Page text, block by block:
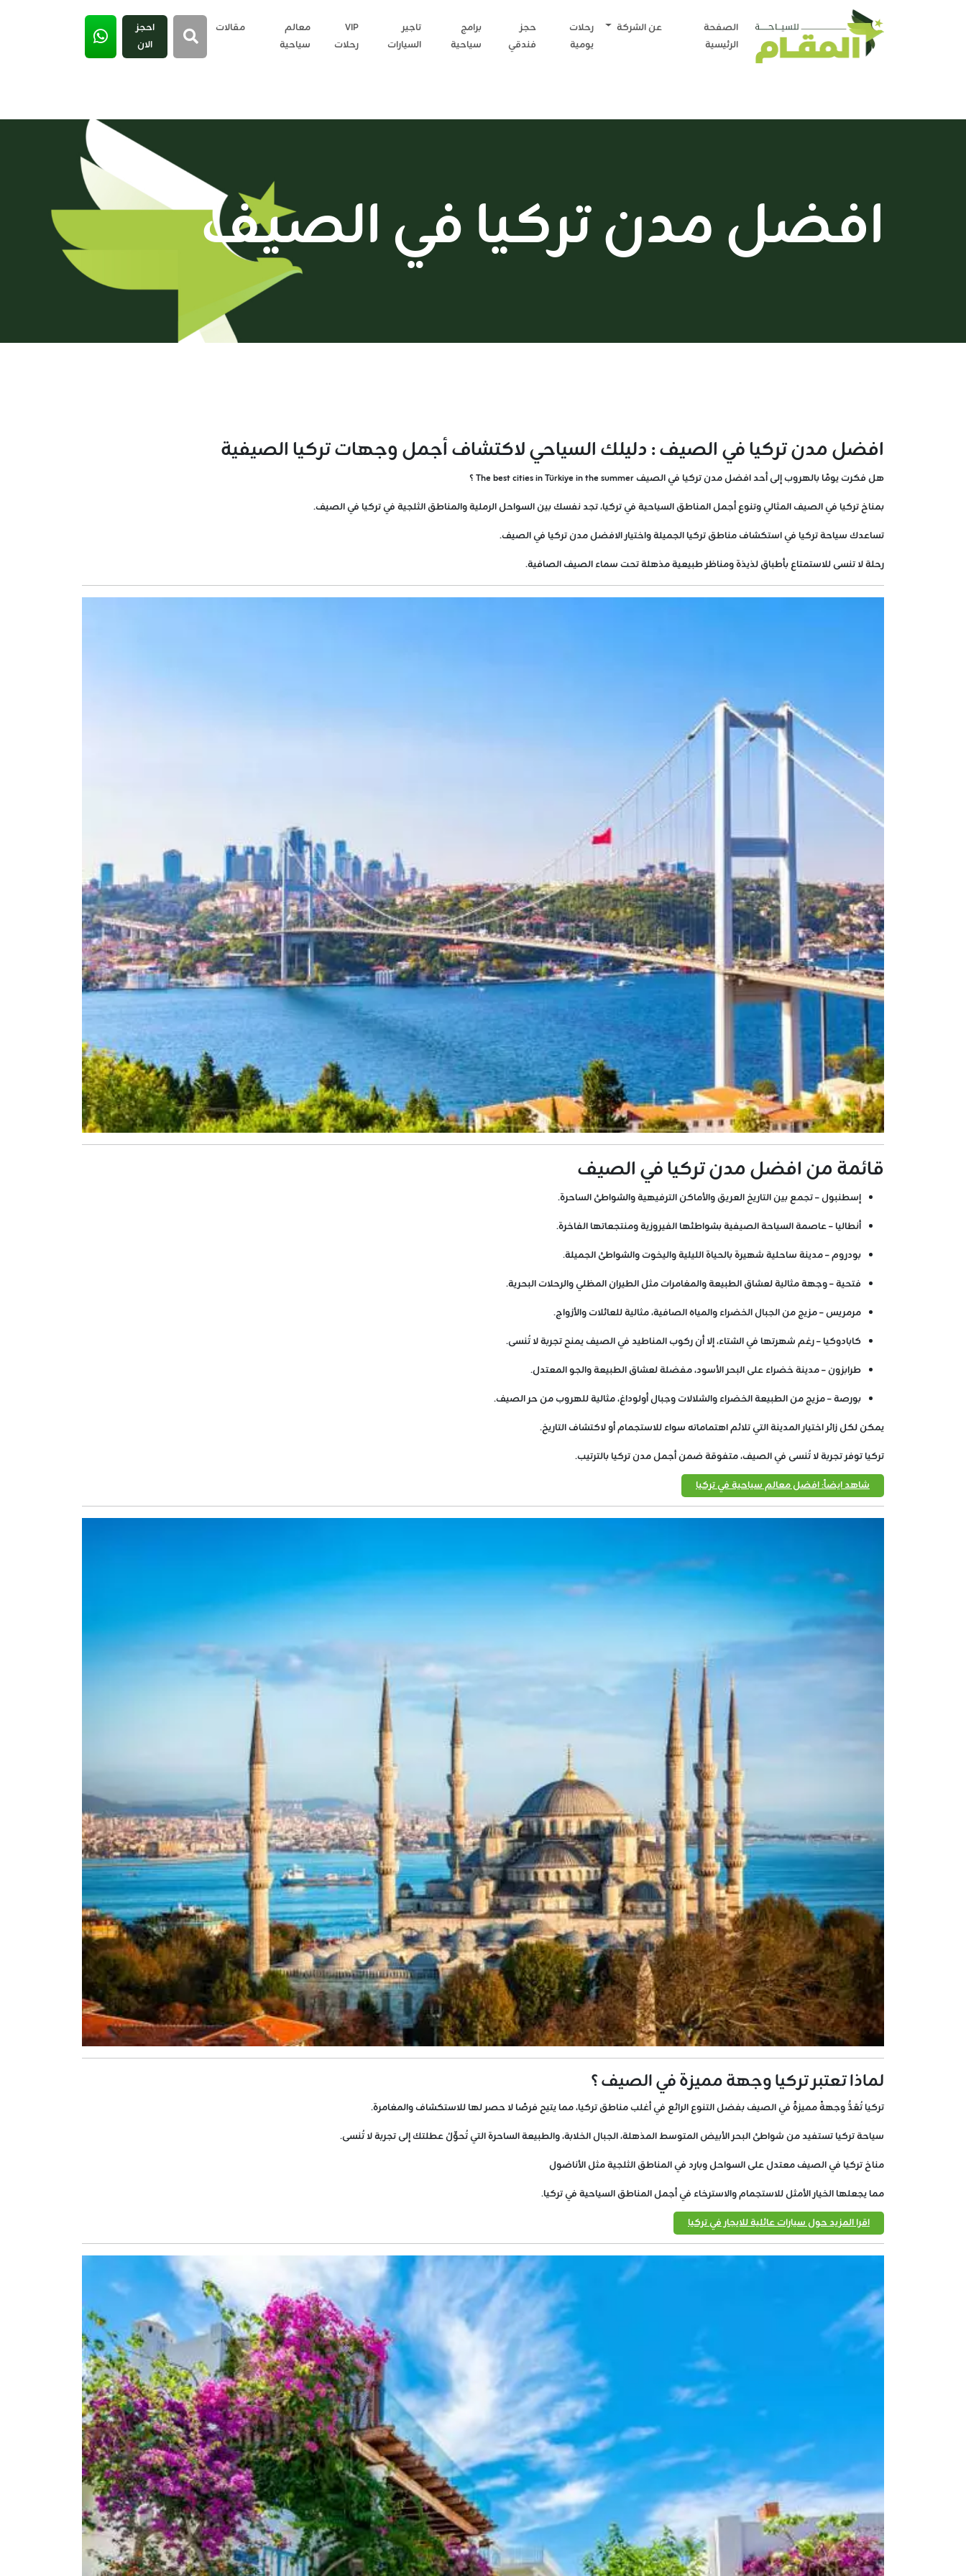
الصفحة
الرئيسية
عن الشركة
رحلات
يومية
حجز
فندقي
برامج
سياحية
تاجير
السيارات
VIP
رحلات
معالم
سياحية
مقالات
احجز
الان
افضل مدن تركيا في الصيف
افضل مدن تركيا في الصيف : دليلك السياحي لاكتشاف أجمل وجهات تركيا الصيفية
هل فكرت يومًا بالهروب إلى أحد افضل مدن تركيا في الصيف The best cities in Türkiye in the summer ؟
بمناخ تركيا في الصيف المثالي وتنوع أجمل المناطق السياحية في تركيا، تجد نفسك بين السواحل الرملية والمناطق الثلجية في تركيا في الصيف.
تساعدك سياحة تركيا في استكشاف مناطق تركيا الجميلة واختيار الافضل مدن تركيا في الصيف.
رحلة لا تنسى للاستمتاع بأطباق لذيذة ومناظر طبيعية مذهلة تحت سماء الصيف الصافية.
قائمة من افضل مدن تركيا في الصيف
إسطنبول – تجمع بين التاريخ العريق والأماكن الترفيهية والشواطئ الساحرة.
أنطاليا – عاصمة السياحة الصيفية بشواطئها الفيروزية ومنتجعاتها الفاخرة.
بودروم – مدينة ساحلية شهيرة بالحياة الليلية واليخوت والشواطئ الجميلة.
فتحية – وجهة مثالية لعشاق الطبيعة والمغامرات مثل الطيران المظلي والرحلات البحرية.
مرمريس – مزيج من الجبال الخضراء والمياه الصافية، مثالية للعائلات والأزواج.
كابادوكيا – رغم شهرتها في الشتاء، إلا أن ركوب المناطيد في الصيف يمنح تجربة لا تُنسى.
طرابزون – مدينة خضراء على البحر الأسود، مفضلة لعشاق الطبيعة والجو المعتدل.
بورصة – مزيج من الطبيعة الخضراء والشلالات وجبال أولوداغ، مثالية للهروب من حر الصيف.
يمكن لكل زائر اختيار المدينة التي تلائم اهتماماته سواء للاستجمام أو لاكتشاف التاريخ.
تركيا توفر تجربة لا تُنسى في الصيف، متفوقة ضمن أجمل مدن تركيا بالترتيب.
شاهد ايضاً: افضل معالم سياحية في تركيا
لماذا تعتبر تركيا وجهة مميزة في الصيف ؟
تركيا تُعَدُّ وجهةً مميزةً في الصيف بفضل التنوع الرائع في أغلب مناطق تركيا، مما يتيح فرصًا لا حصر لها للاستكشاف والمغامرة.
سياحة تركيا تستفيد من شواطئ البحر الأبيض المتوسط المذهلة، الجبال الخلابة، والطبيعة الساحرة التي تُحوِّلُ عطلتك إلى تجربة لا تُنسى.
مناخ تركيا في الصيف معتدل على السواحل وبارد في المناطق الثلجية مثل الأناضول
مما يجعلها الخيار الأمثل للاستجمام والاسترخاء في أجمل المناطق السياحية في تركيا.
اقرا المزيد حول سيارات عائلية للايجار في تركيا